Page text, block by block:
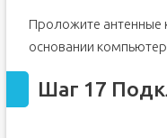
Проложите антенные
основании
Шаг 17